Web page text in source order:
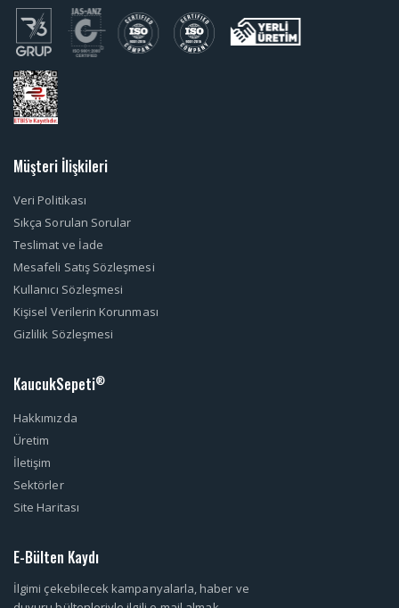
Müşteri İlişkileri
Veri Politikası
Sıkça Sorulan Sorular
Teslimat ve İade
Mesafeli Satış Sözleşmesi
Kullanıcı Sözleşmesi
Kişisel Verilerin Korunması
Gizlilik Sözleşmesi
KaucukSepeti®
Hakkımızda
Üretim
İletişim
Sektörler
Site Haritası
E-Bülten Kaydı
İlgimi çekebilecek kampanyalarla, haber ve